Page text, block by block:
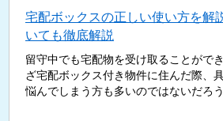
宅配ボックスの正しい使い方を解
いても徹底解説
留守中でも宅配物を受け取ることがで
ざ宅配ボックス付き物件に住んだ際、
悩んでしまう方も多いのではないだろう